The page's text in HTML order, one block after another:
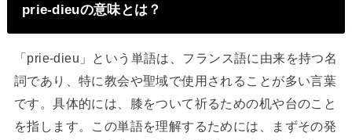
prie-dieuの意味とは？
「prie-dieu」という単語は、フランス語に由来を持つ名
詞であり、特に教会や聖域で使用されることが多い言葉
です。具体的には、膝をついて祈るための机や台のこと
を指します。この単語を理解するためには、まずその発